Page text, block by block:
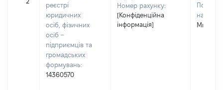
реєстрі
юридичних
осіб, фізичних
осіб –
підприємців та
громадських
формувань:
14360570
Номер рахунку:
[Конфіденційна
інформація]
По